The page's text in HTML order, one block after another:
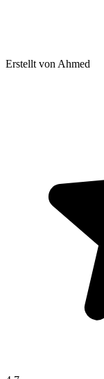
Erstellt von Ahmed